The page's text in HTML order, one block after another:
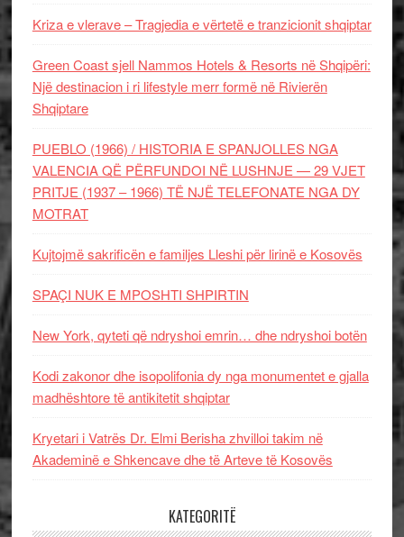
Kriza e vlerave – Tragjedia e vërtetë e tranzicionit shqiptar
Green Coast sjell Nammos Hotels & Resorts në Shqipëri:
Një destinacion i ri lifestyle merr formë në Rivierën
Shqiptare
PUEBLO (1966) / HISTORIA E SPANJOLLES NGA
VALENCIA QË PËRFUNDOI NË LUSHNJE — 29 VJET
PRITJE (1937 – 1966) TË NJË TELEFONATE NGA DY
MOTRAT
Kujtojmë sakrificën e familjes Lleshi për lirinë e Kosovës
SPAÇI NUK E MPOSHTI SHPIRTIN
New York, qyteti që ndryshoi emrin… dhe ndryshoi botën
Kodi zakonor dhe isopolifonia dy nga monumentet e gjalla
madhështore të antikitetit shqiptar
Kryetari i Vatrës Dr. Elmi Berisha zhvilloi takim në
Akademinë e Shkencave dhe të Arteve të Kosovës
KATEGORITË